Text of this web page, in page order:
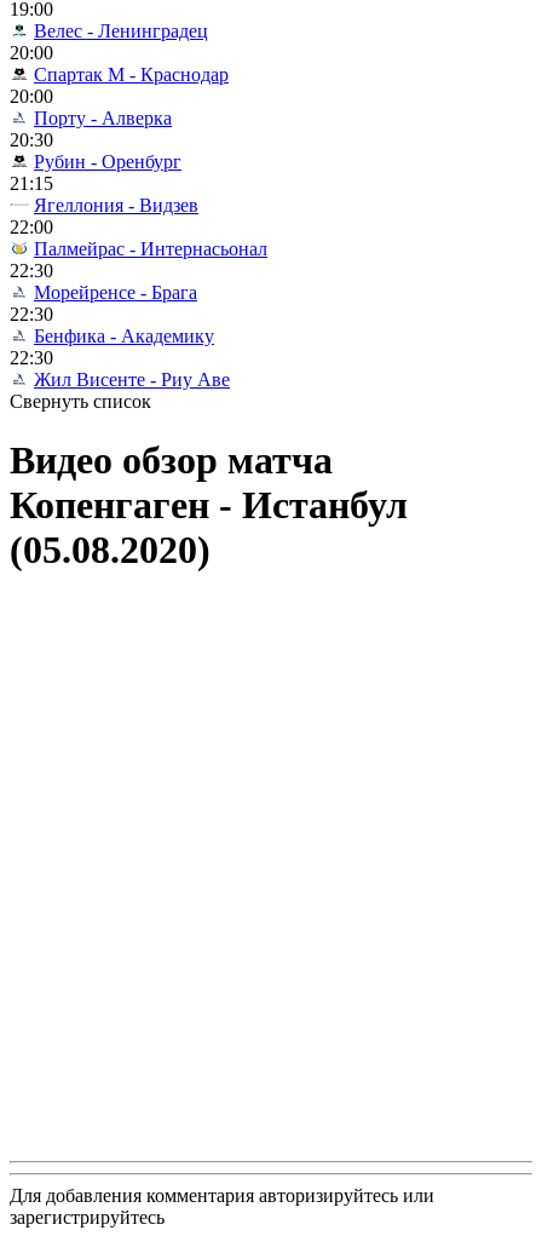
19:00
Велес - Ленинградец
20:00
Спартак М - Краснодар
20:00
Порту - Алверка
20:30
Рубин - Оренбург
21:15
Ягеллония - Видзев
22:00
Палмейрас - Интернасьонал
22:30
Морейренсе - Брага
22:30
Бенфика - Академику
22:30
Жил Висенте - Риу Аве
Свернуть список
Видео обзор матча
Копенгаген - Истанбул
(05.08.2020)
Для добавления комментария авторизируйтесь или
зарегистрируйтесь